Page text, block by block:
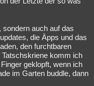
sondern auch auf das
die Äpps und das
den furchtbaren
Tatschskriene komm ich
geklopft, wenn ich
im Garten buddle, dann